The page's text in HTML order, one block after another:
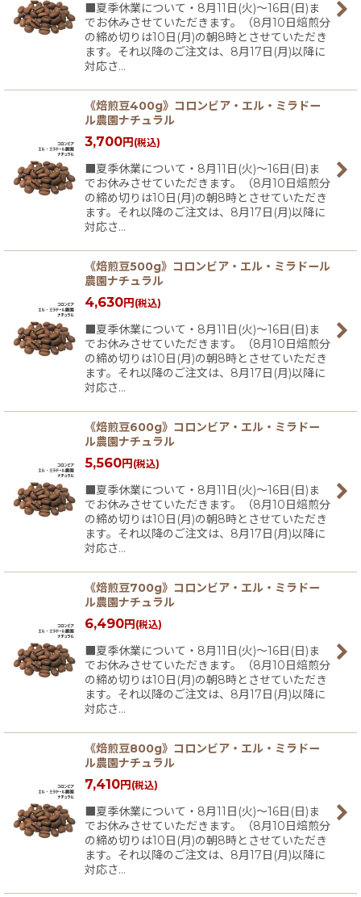
■夏季休業について・8月11日(火)〜16日(日)ま
でお休みさせていただきます。（8月10日焙煎分
の締め切りは10日(月)の朝8時とさせていただき
ます。それ以降のご注文は、8月17日(月)以降に
対応さ…
《焙煎豆400g》コロンビア・エル・ミラドー
ル農園ナチュラル
3,700円 (税込)
■夏季休業について・8月11日(火)〜16日(日)ま
でお休みさせていただきます。（8月10日焙煎分
の締め切りは10日(月)の朝8時とさせていただき
ます。それ以降のご注文は、8月17日(月)以降に
対応さ…
《焙煎豆500g》コロンビア・エル・ミラドール
農園ナチュラル
4,630円 (税込)
■夏季休業について・8月11日(火)〜16日(日)ま
でお休みさせていただきます。（8月10日焙煎分
の締め切りは10日(月)の朝8時とさせていただき
ます。それ以降のご注文は、8月17日(月)以降に
対応さ…
《焙煎豆600g》コロンビア・エル・ミラドー
ル農園ナチュラル
5,560円 (税込)
■夏季休業について・8月11日(火)〜16日(日)ま
でお休みさせていただきます。（8月10日焙煎分
の締め切りは10日(月)の朝8時とさせていただき
ます。それ以降のご注文は、8月17日(月)以降に
対応さ…
《焙煎豆700g》コロンビア・エル・ミラドー
ル農園ナチュラル
6,490円 (税込)
■夏季休業について・8月11日(火)〜16日(日)ま
でお休みさせていただきます。（8月10日焙煎分
の締め切りは10日(月)の朝8時とさせていただき
ます。それ以降のご注文は、8月17日(月)以降に
対応さ…
《焙煎豆800g》コロンビア・エル・ミラドー
ル農園ナチュラル
7,410円 (税込)
■夏季休業について・8月11日(火)〜16日(日)ま
でお休みさせていただきます。（8月10日焙煎分
の締め切りは10日(月)の朝8時とさせていただき
ます。それ以降のご注文は、8月17日(月)以降に
対応さ…